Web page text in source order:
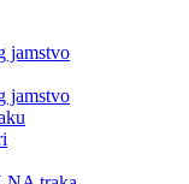
jamstvo
jamstvo